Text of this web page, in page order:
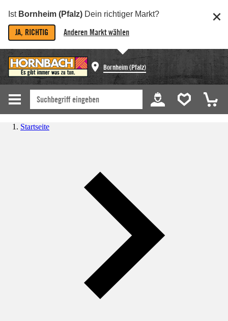
Ist Bornheim (Pfalz) Dein richtiger Markt?
JA, RICHTIG Anderen Markt wählen
Bornheim (Pfalz)
Startseite